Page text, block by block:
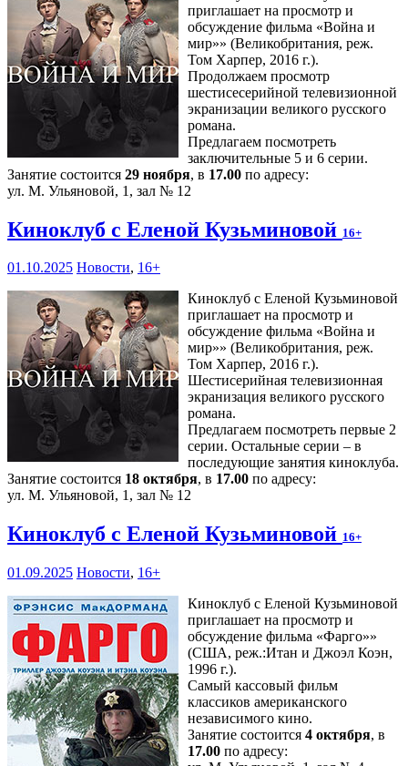
приглашает на просмотр и
обсуждение фильма «Война и
мир»» (Великобритания, реж.
Том Харпер, 2016 г.).
Продолжаем просмотр
шестисесерийной телевизионной
экранизации великого русского
романа.
Предлагаем посмотреть
заключительные 5 и 6 серии.
Занятие состоится 29 ноября, в 17.00 по адресу:
ул. М. Ульяновой, 1, зал № 12
Киноклуб с Еленой Кузьминовой 16+
01.10.2025 Новости, 16+
Киноклуб с Еленой Кузьминовой
приглашает на просмотр и
обсуждение фильма «Война и
мир»» (Великобритания, реж.
Том Харпер, 2016 г.).
Шестисерийная телевизионная
экранизация великого русского
романа.
Предлагаем посмотреть первые 2
серии. Остальные серии – в
последующие занятия киноклуба.
Занятие состоится 18 октября, в 17.00 по адресу:
ул. М. Ульяновой, 1, зал № 12
Киноклуб с Еленой Кузьминовой 16+
01.09.2025 Новости, 16+
Киноклуб с Еленой Кузьминовой
приглашает на просмотр и
обсуждение фильма «Фарго»»
(США, реж.:Итан и Джоэл Коэн,
1996 г.).
Самый кассовый фильм
классиков американского
независимого кино.
Занятие состоится 4 октября, в
17.00 по адресу: